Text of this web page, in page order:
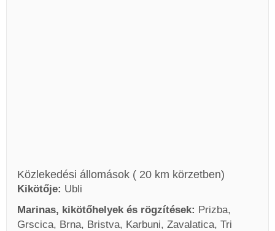
Közlekedési állomások ( 20 km körzetben)
Kikötője: Ubli
Marinas, kikötőhelyek és rögzítések: Prizba,
Grscica, Brna, Bristva, Karbuni, Zavalatica, Tri